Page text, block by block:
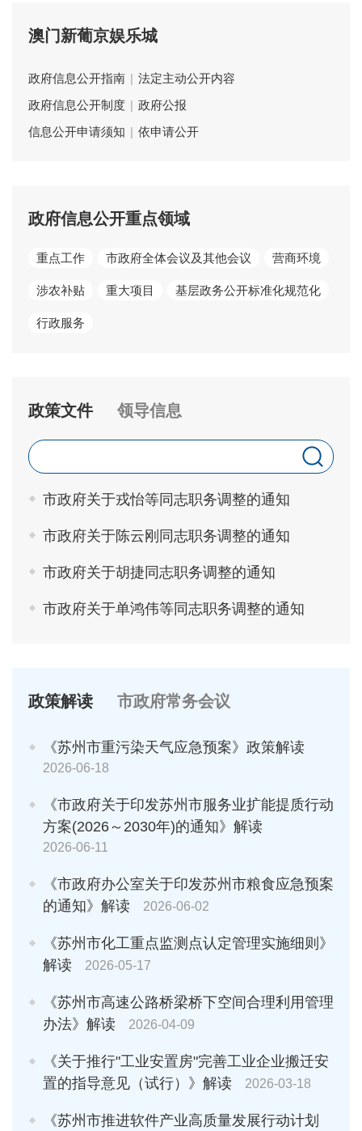
澳门新葡京娱乐城
政府信息公开指南 | 法定主动公开内容
政府信息公开制度 | 政府公报
信息公开申请须知 | 依申请公开
政府信息公开重点领域
重点工作 市政府全体会议及其他会议 营商环境
涉农补贴 重大项目 基层政务公开标准化规范化
行政服务
政策文件 领导信息
市政府关于戎怡等同志职务调整的通知
市政府关于陈云刚同志职务调整的通知
市政府关于胡捷同志职务调整的通知
市政府关于单鸿伟等同志职务调整的通知
政策解读 市政府常务会议
《苏州市重污染天气应急预案》政策解读
2026-06-18
《市政府关于印发苏州市服务业扩能提质行动
方案(2026～2030年)的通知》解读
2026-06-11
《市政府办公室关于印发苏州市粮食应急预案
的通知》解读
2026-06-02
《苏州市化工重点监测点认定管理实施细则》
解读
2026-05-17
《苏州市高速公路桥梁桥下空间合理利用管理
办法》解读
2026-04-09
《关于推行"工业安置房"完善工业企业搬迁安
置的指导意见（试行）》解读
2026-03-18
《苏州市推进软件产业高质量发展行动计划